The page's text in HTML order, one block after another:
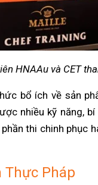
HNAAu và CET
bổ ích về sản
nhiều kỹ năng, bí
thi chinh phục
Thực Pháp